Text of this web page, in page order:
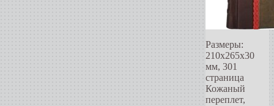
Размеры:
210х265х30
мм, 301
страница
Кожаный
переплет,